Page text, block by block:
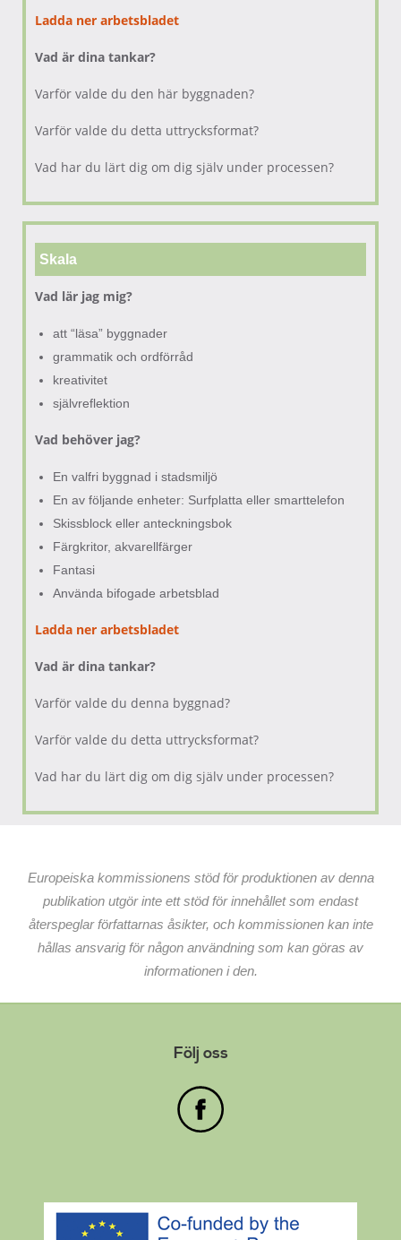
Ladda ner arbetsbladet
Vad är dina tankar?
Varför valde du den här byggnaden?
Varför valde du detta uttrycksformat?
Vad har du lärt dig om dig själv under processen?
Skala
Vad lär jag mig?
att “läsa” byggnader
grammatik och ordförråd
kreativitet
självreflektion
Vad behöver jag?
En valfri byggnad i stadsmiljö
En av följande enheter: Surfplatta eller smarttelefon
Skissblock eller anteckningsbok
Färgkritor, akvarellfärger
Fantasi
Använda bifogade arbetsblad
Ladda ner arbetsbladet
Vad är dina tankar?
Varför valde du denna byggnad?
Varför valde du detta uttrycksformat?
Vad har du lärt dig om dig själv under processen?
Europeiska kommissionens stöd för produktionen av denna
publikation utgör inte ett stöd för innehållet som endast
återspeglar författarnas åsikter, och kommissionen kan inte
hållas ansvarig för någon användning som kan göras av
informationen i den.
Följ oss